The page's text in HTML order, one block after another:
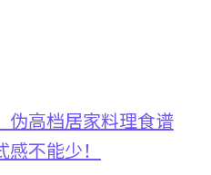
伪高档居家料理食谱
不能少！